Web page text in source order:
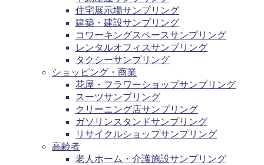
住宅展示場サンプリング
建築・建設サンプリング
コワーキングスペースサンプリング
レンタルオフィスサンプリング
タクシーサンプリング
ショッピング・商業
花屋・フラワーショップサンプリング
スーツサンプリング
クリーニング店サンプリング
ガソリンスタンドサンプリング
リサイクルショップサンプリング
高齢者
老人ホーム・介護施設サンプリング